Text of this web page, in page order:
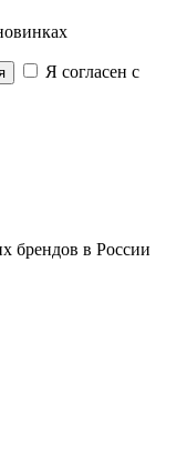
Я согласен с
брендов в России